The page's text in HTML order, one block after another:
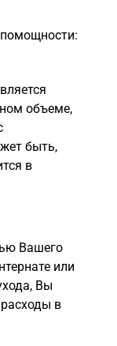
объеме,
быть,
в
Вашего
или
Вы
в